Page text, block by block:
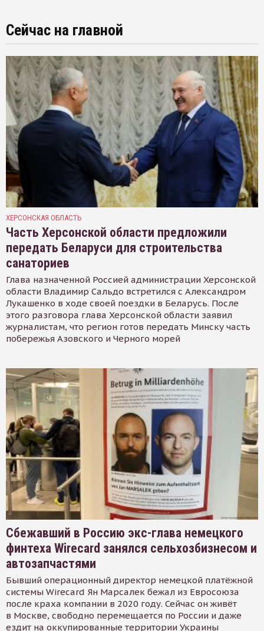
Сейчас на главной
ХЕРСОНСКАЯ ОБЛАСТЬ
Часть Херсонской области предложили
передать Беларуси для строительства
санаториев
Глава назначенной Россией администрации Херсонской
области Владимир Сальдо встретился с Александром
Лукашенко в ходе своей поездки в Беларусь. После
этого разговора глава Херсонской области заявил
журналистам, что регион готов передать Минску часть
побережья Азовского и Черного морей
Сбежавший в Россию экс-глава немецкого
финтеха Wirecard занялся сельхозбизнесом и
автозапчастями
Бывший операционный директор немецкой платёжной
системы Wirecard Ян Марсалек бежал из Евросоюза
после краха компании в 2020 году. Сейчас он живёт
в Москве, свободно перемещается по России и даже
ездит на оккупированные территории Украины